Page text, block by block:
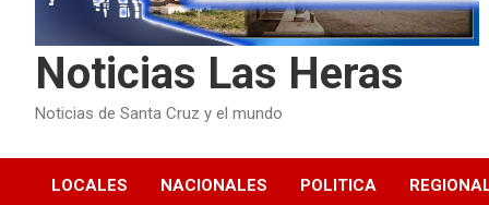
Noticias Las Heras
Noticias de Santa Cruz y el mundo
LOCALES NACIONALES POLITICA